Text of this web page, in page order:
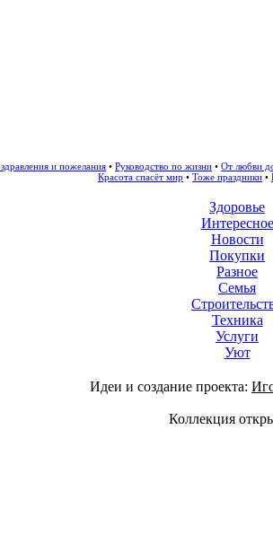
и пожелания • Руководство по жизни • От любви
Красота спасёт мир • Тоже праздники •
Здоровье
Интересное
Новости
Покупки
Разное
Семья
Техника
Услуги
Уют
Идеи и создание проекта:
Коллекция